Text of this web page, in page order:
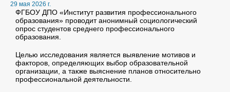
29 мая 2026 г.
ФГБОУ ДПО «Институт развития профессионального
образования» проводит анонимный социологический
опрос студентов среднего профессионального
образования.
Целью исследования является выявление мотивов и
факторов, определяющих выбор образовательной
организации, а также выяснение планов относительно
профессиональной деятельности.